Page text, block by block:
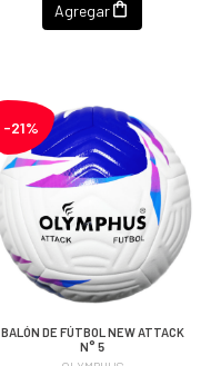
Agregar
-21%
BALÓN DE FÚTBOL NEW ATTACK
N° 5